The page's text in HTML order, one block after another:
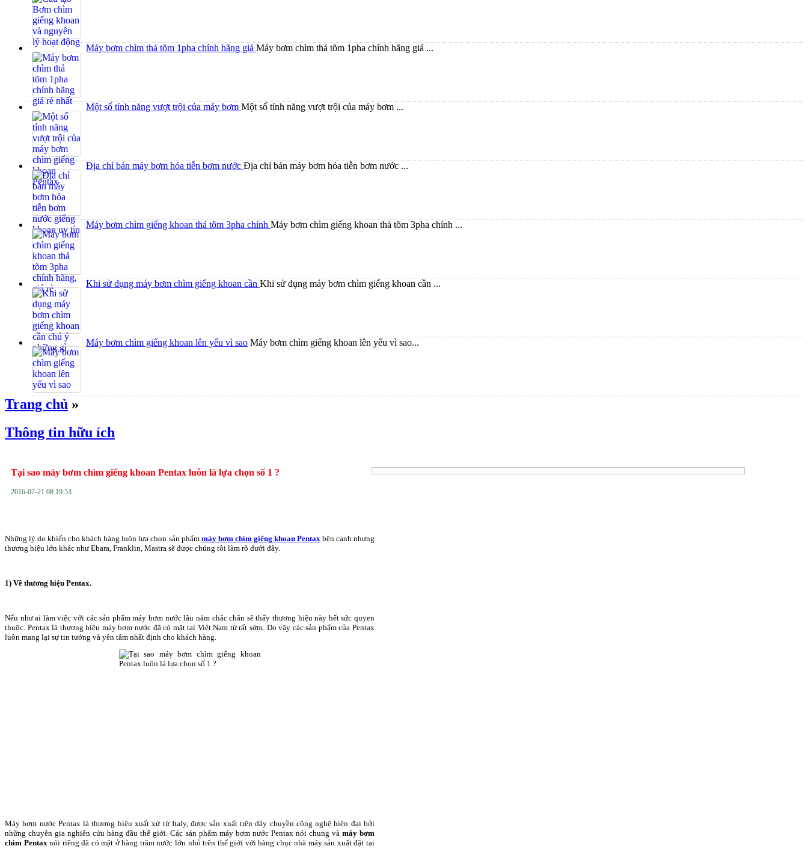
Máy bơm chìm thả tõm 1pha chính hãng giá Máy bơm chìm thả tõm 1pha chính hãng giá ...
Một số tính năng vượt trội của máy bơm Một số tính năng vượt trội của máy bơm ...
Địa chỉ bán máy bơm hỏa tiễn bơm nước Địa chỉ bán máy bơm hỏa tiễn bơm nước ...
Máy bơm chìm giếng khoan thả tõm 3pha chính Máy bơm chìm giếng khoan thả tõm 3pha chính ...
Khi sử dụng máy bơm chìm giếng khoan cần Khi sử dụng máy bơm chìm giếng khoan cần ...
Máy bơm chìm giếng khoan lên yếu vì sao Máy bơm chìm giếng khoan lên yếu vì sao...
Trang chủ »
Thông tin hữu ích
Tại sao máy bơm chìm giếng khoan Pentax luôn là lựa chọn số 1 ?
2016-07-21 08:19:53
Những lý do khiến cho khách hàng luôn lựa chọn sản phẩm máy bơm chìm giếng khoan Pentaxbên cạnh nhưng
thương hiệu lớn khác như Ebara, Franklin, Mastra sẽ được chúng tôi làm rõ dưới đây.
1) Về thương hiệu Pentax.
Nếu như ai làm việc với các sản phẩm máy bơm nước lâu năm chắc chắn sẽ thấy thương hiệu này hết sức quyen
thuộc. Pentax là thương hiệu máy bơm nước đã có mặt tại Việt Nam từ rất sớm. Do vậy các sản phẩm của Pentax
luôn mang lại sự tin tưởng và yên tâm nhất định cho khách hàng.
Máy bơm nước Pentax là thương hiệu xuất xứ từ Italy, được sản xuất trên dây chuyền công nghệ hiện đại bởi
những chuyên gia nghiên cứu hàng đầu thế giới. Các sản phẩm máy bơm nước Pentax nói chung và máy bơm
chìm Pentaxnói riêng đã có mặt ở hàng trăm nước lớn nhỏ trên thế giới với hàng chục nhà máy sản xuất đặt tại